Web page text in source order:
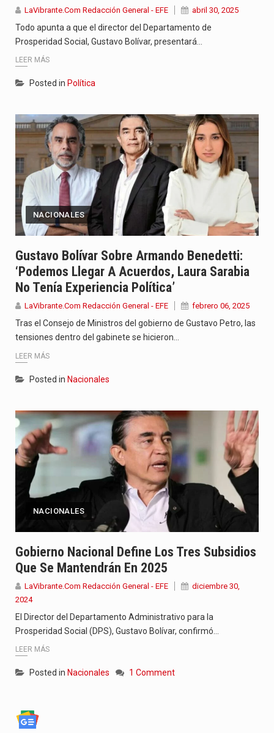
LaVibrante.Com Redacción General - EFE abril 30, 2025
Todo apunta a que el director del Departamento de
Prosperidad Social, Gustavo Bolívar, presentará…
LEER MÁS
Posted in Política
NACIONALES
Gustavo Bolívar Sobre Armando Benedetti:
‘Podemos Llegar A Acuerdos, Laura Sarabia
No Tenía Experiencia Política’
LaVibrante.Com Redacción General - EFE febrero 06, 2025
Tras el Consejo de Ministros del gobierno de Gustavo Petro, las
tensiones dentro del gabinete se hicieron…
LEER MÁS
Posted in Nacionales
NACIONALES
Gobierno Nacional Define Los Tres Subsidios
Que Se Mantendrán En 2025
LaVibrante.Com Redacción General - EFE
diciembre 30,
2024
El Director del Departamento Administrativo para la
Prosperidad Social (DPS), Gustavo Bolívar, confirmó…
LEER MÁS
Posted in Nacionales 1 Comment